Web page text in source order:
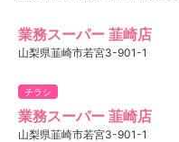
業務スーパー 韮崎店
山梨県韮崎市若宮3-901-1
チラシ
業務スーパー 韮崎店
山梨県韮崎市若宮3-901-1